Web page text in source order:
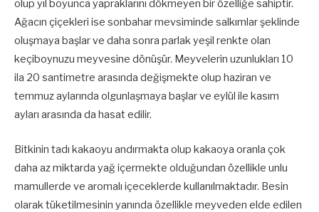
olup yıl boyunca yapraklarını dökmeyen bir özelliğe sahiptir.
Ağacın çiçekleri ise sonbahar mevsiminde salkımlar şeklinde
oluşmaya başlar ve daha sonra parlak yeşil renkte olan
keçiboynuzu meyvesine dönüşür. Meyvelerin uzunlukları 10
ila 20 santimetre arasında değişmekte olup haziran ve
temmuz aylarında olgunlaşmaya başlar ve eylül ile kasım
ayları arasında da hasat edilir.
Bitkinin tadı kakaoyu andırmakta olup kakaoya oranla çok
daha az miktarda yağ içermekte olduğundan özellikle unlu
mamullerde ve aromalı içeceklerde kullanılmaktadır. Besin
olarak tüketilmesinin yanında özellikle meyveden elde edilen